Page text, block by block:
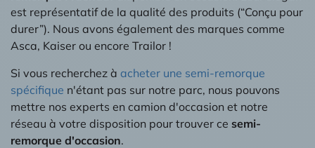
est représentatif de la qualité des produits (“Conçu pour
durer”). Nous avons également des marques comme
Asca, Kaiser ou encore Trailor !
Si vous recherchez à acheter une semi-remorque
spécifique n'étant pas sur notre parc, nous pouvons
mettre nos experts en camion d'occasion et notre
réseau à votre disposition pour trouver ce semi-
remorque d'occasion.